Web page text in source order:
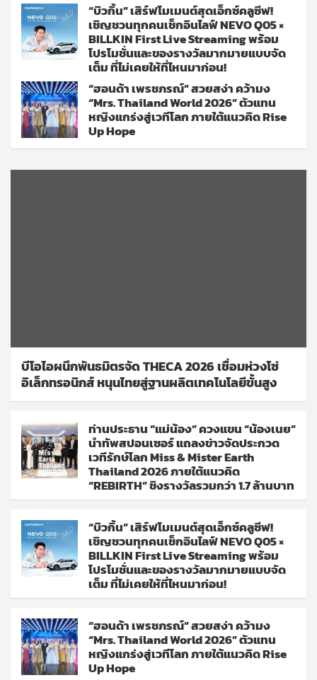
“บิวกิ้น” เสิร์ฟโมเมนต์สุดเอ็กซ์คลูซีฟ!
เชิญชวนทุกคนเช็กอินไลฟ์ NEVO Q05 ×
BILLKIN First Live Streaming พร้อม
โปรโมชั่นและของรางวัลมากมายแบบจัด
เต็ม ที่ไม่เคยให้ที่ไหนมาก่อน!
“ฮอนด้า เพรชภรณ์” สวยสง่า คว้ามง
“Mrs. Thailand World 2026” ตัวแทน
หญิงแกร่งสู่เวทีโลก ภายใต้แนวคิด Rise
Up Hope
บีโอไอผนึกพันธมิตรจัด THECA 2026 เชื่อมห่วงโซ่
อิเล็กทรอนิกส์ หนุนไทยสู่ฐานผลิตเทคโนโลยีขั้นสูง
ท่านประธาน “แม่น้อง” ควงแขน “น้องเนย”
นำทัพสปอนเซอร์ แถลงข่าวจัดประกวด
เวทีรักษ์โลก Miss & Mister Earth
Thailand 2026 ภายใต้แนวคิด
“REBIRTH” ชิงรางวัลรวมกว่า 1.7 ล้านบาท
“บิวกิ้น” เสิร์ฟโมเมนต์สุดเอ็กซ์คลูซีฟ!
เชิญชวนทุกคนเช็กอินไลฟ์ NEVO Q05 ×
BILLKIN First Live Streaming พร้อม
โปรโมชั่นและของรางวัลมากมายแบบจัด
เต็ม ที่ไม่เคยให้ที่ไหนมาก่อน!
“ฮอนด้า เพรชภรณ์” สวยสง่า คว้ามง
“Mrs. Thailand World 2026” ตัวแทน
หญิงแกร่งสู่เวทีโลก ภายใต้แนวคิด Rise
Up Hope